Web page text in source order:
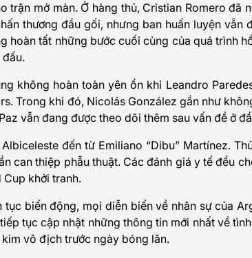
trận mở màn. Ở hàng thủ, Cristian Romero đã
thương đầu gối, nhưng ban huấn luyện vẫn
hoàn tất những bước cuối cùng của quá trình
đấu.
không hoàn toàn yên ổn khi Leandro
Trong khi đó, Nicolás González gần như
vẫn đang được theo dõi thêm sau vấn đề ở
đến từ Emiliano “Dibu” Martínez.
can thiệp phẫu thuật. Các đánh giá y tế đều
khởi tranh.
biến động, mọi diễn biến về nhân sự của
tục cập nhật những thông tin mới nhất về
vô địch trước ngày bóng lăn.